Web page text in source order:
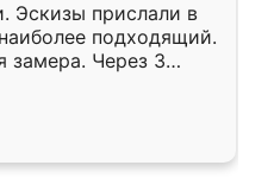
Эскизы прислали в
подходящий.
замера. Через 3
готова. Остались
Ренессанс
работу!